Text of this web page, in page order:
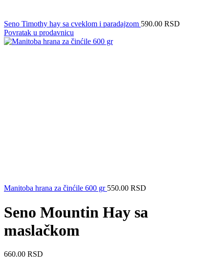
Seno Timothy hay sa cveklom i paradajzom 590.00 RSD
Povratak u prodavnicu
Manitoba hrana za činćile 600 gr 550.00 RSD
Seno Mountin Hay sa
maslačkom
660.00 RSD